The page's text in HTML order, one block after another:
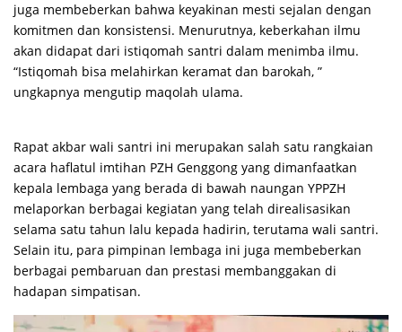
juga membeberkan bahwa keyakinan mesti sejalan dengan
komitmen dan konsistensi. Menurutnya, keberkahan ilmu
akan didapat dari istiqomah santri dalam menimba ilmu.
“Istiqomah bisa melahirkan keramat dan barokah, ”
ungkapnya mengutip maqolah ulama.
Rapat akbar wali santri ini merupakan salah satu rangkaian
acara haflatul imtihan PZH Genggong yang dimanfaatkan
kepala lembaga yang berada di bawah naungan YPPZH
melaporkan berbagai kegiatan yang telah direalisasikan
selama satu tahun lalu kepada hadirin, terutama wali santri.
Selain itu, para pimpinan lembaga ini juga membeberkan
berbagai pembaruan dan prestasi membanggakan di
hadapan simpatisan.